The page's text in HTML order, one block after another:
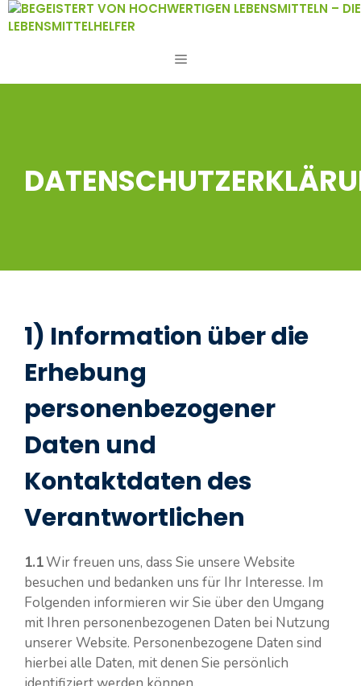
Zum
Inhalt
MENÜ
1) Information über die
Erhebung
personenbezogener
Daten und
Kontaktdaten des
Verantwortlichen
1.1Wir freuen uns, dass Sie unsere Website
besuchen und bedanken uns für Ihr Interesse. Im
Folgenden informieren wir Sie über den Umgang
mit Ihren personenbezogenen Daten bei Nutzung
unserer Website. Personenbezogene Daten sind
hierbei alle Daten, mit denen Sie persönlich